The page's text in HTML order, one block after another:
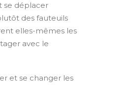
se déplacer
des fauteuils
elles-mêmes les
avec le
et se changer les